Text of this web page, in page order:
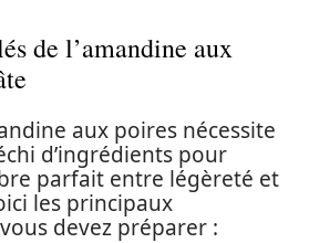
de l’amandine aux
aux poires nécessite
d’ingrédients pour
parfait entre légèreté et
les principaux
devez préparer :